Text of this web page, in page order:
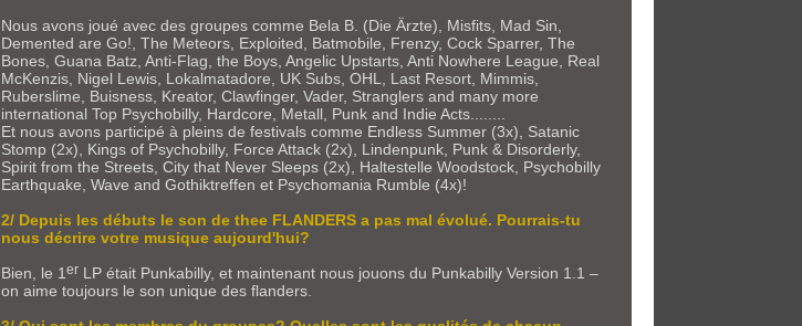
Nous avons joué avec des groupes comme Bela B. (Die Ärzte), Misfits, Mad Sin,
Demented are Go!, The Meteors, Exploited, Batmobile, Frenzy, Cock Sparrer, The
Bones, Guana Batz, Anti-Flag, the Boys, Angelic Upstarts, Anti Nowhere League, Real
McKenzis, Nigel Lewis, Lokalmatadore, UK Subs, OHL, Last Resort, Mimmis,
Ruberslime, Buisness, Kreator, Clawfinger, Vader, Stranglers and many more
international Top Psychobilly, Hardcore, Metall, Punk and Indie Acts........
Et nous avons participé à pleins de festivals comme Endless Summer (3x), Satanic
Stomp (2x), Kings of Psychobilly, Force Attack (2x), Lindenpunk, Punk & Disorderly,
Spirit from the Streets, City that Never Sleeps (2x), Haltestelle Woodstock, Psychobilly
Earthquake, Wave and Gothiktreffen et Psychomania Rumble (4x)!
2/ Depuis les débuts le son de thee FLANDERS a pas mal évolué. Pourrais-tu
nous décrire votre musique aujourd'hui?
Bien, le 1er LP était Punkabilly, et maintenant nous jouons du Punkabilly Version 1.1 –
on aime toujours le son unique des flanders.